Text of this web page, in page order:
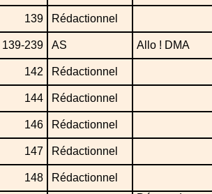
139
Rédactionnel
139-239
AS Allo ! DMA
142
Rédactionnel
144
Rédactionnel
146
Rédactionnel
147
Rédactionnel
148 Rédactionnel